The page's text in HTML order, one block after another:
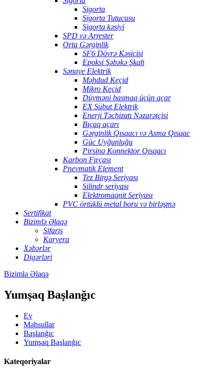
Sigorta
Sigorta Tutucusu
Sigorta kəsiyi
SPD və Arrester
Orta Gərginlik
SF6 Dövrə Kəsicisi
Epoksi Şəbəkə Şkafı
Sənaye Elektrik
Məhdud Keçid
Mikro Keçid
Düyməni basmaq üçün açar
EX Sübut Elektrik
Enerji Təchizatı Nəzarətçisi
Bıçaq açarı
Gərginlik Qısqacı və Asma Qısqac
Güc Uyğunluğu
Pirsinq Konnektor Qısqacı
Karbon Fırçası
Pnevmatik Element
Tez Birgə Seriyası
Silindr seriyası
Elektromaqnit Seriyası
PVC örtüklü metal boru və birləşmə
Sertifikat
Bizimlə Əlaqə
Sifariş
Karyera
Xəbərlər
Digərləri
Bizimlə Əlaqə
Yumşaq Başlanğıc
Ev
Məhsullar
Başlanğıc
Yumşaq Başlanğıc
Kateqoriyalar